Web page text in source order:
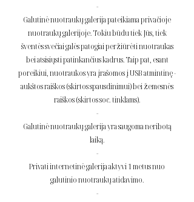
-
Galutinė nuotraukų galerija pateikiama privačioje
nuotraukų galerijoje. Tokiu būdu tiek Jūs, tiek
šventės svečiai galės patogiai peržiūrėti nuotraukas
bei atsisiųsti patinkančius kadrus. Taip pat, esant
poreikiui, nuotraukos yra įrašomos į USB atmintinę -
aukštos raiškos (skirtos spausdinimui) bei žemesnės
raiškos (skirtos soc. tinklams).
-
Galutinė nuotraukų galerija yra saugoma neribotą
laiką.
-
Privati internetinė galerija aktyvi 1 metus nuo
galutinio nuotraukų atidavimo.
-